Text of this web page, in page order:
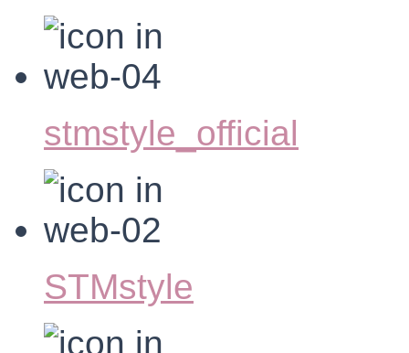
stmstyle_official
STMstyle